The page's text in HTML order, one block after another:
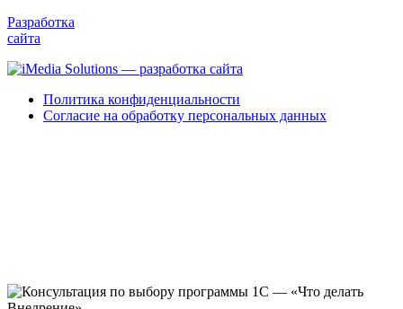
Разработка
сайта
Политика конфиденциальности
Согласие на обработку персональных данных